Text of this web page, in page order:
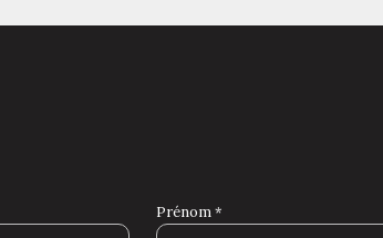
Prénom *